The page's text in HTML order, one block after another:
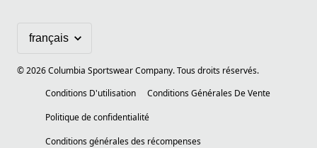
©2026Columbia Sportswear Company. Tous droits réservés.
Conditions D'utilisation
Conditions Générales De Vente
Politique de confidentialité
Conditions générales des récompenses